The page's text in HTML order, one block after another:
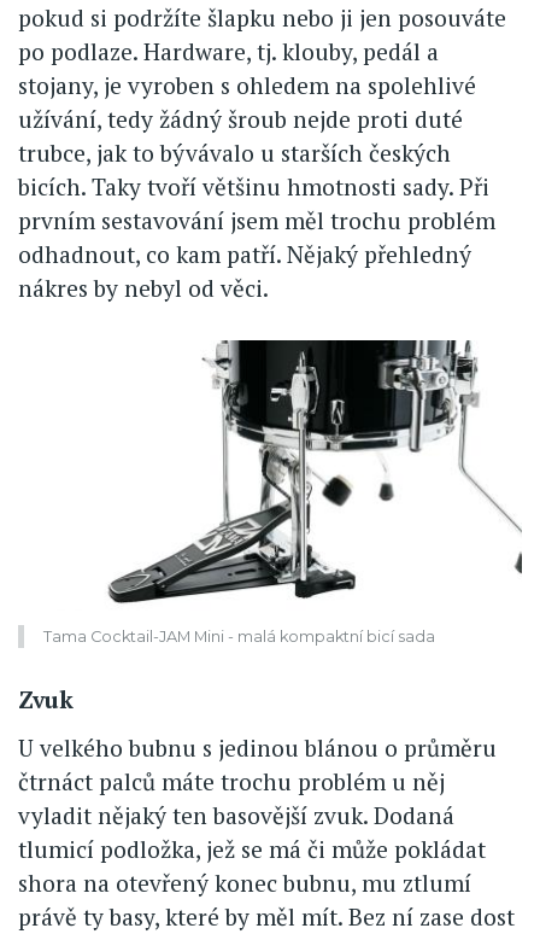
pokud si podržíte šlapku nebo ji jen posouváte
po podlaze. Hardware, tj. klouby, pedál a
stojany, je vyroben s ohledem na spolehlivé
užívání, tedy žádný šroub nejde proti duté
trubce, jak to bývávalo u starších českých
bicích. Taky tvoří většinu hmotnosti sady. Při
prvním sestavování jsem měl trochu problém
odhadnout, co kam patří. Nějaký přehledný
nákres by nebyl od věci.
Tama Cocktail-JAM Mini - malá kompaktní bicí sada
Zvuk
U velkého bubnu s jedinou blánou o průměru
čtrnáct palců máte trochu problém u něj
vyladit nějaký ten basovější zvuk. Dodaná
tlumicí podložka, jež se má či může pokládat
shora na otevřený konec bubnu, mu ztlumí
právě ty basy, které by měl mít. Bez ní zase dost